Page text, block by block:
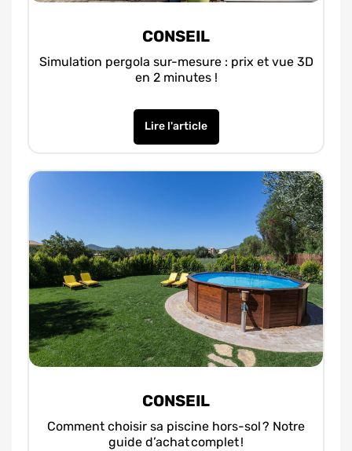
CONSEIL
Simulation pergola sur-mesure : prix et vue 3D
en 2 minutes !
Lire l'article
CONSEIL
Comment choisir sa piscine hors-sol ? Notre
guide d’achat complet !